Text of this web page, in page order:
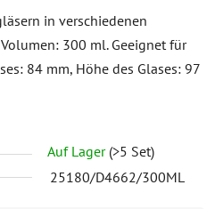
in verschiedenen
300 ml. Geeignet für
84 mm, Höhe des Glases: 97
Auf Lager (>5 Set)
25180/D4662/300ML